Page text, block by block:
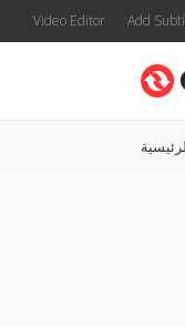
Video Editor Add